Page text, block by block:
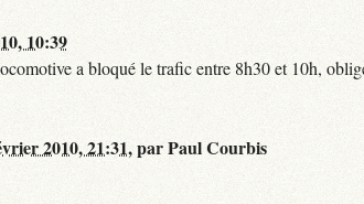
10:39
a bloqué le trafic entre 8h30 et 10h,
2010, 21:31,parPaul Courbis